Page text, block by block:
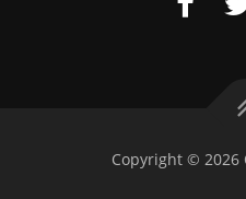
Copyright © 2026